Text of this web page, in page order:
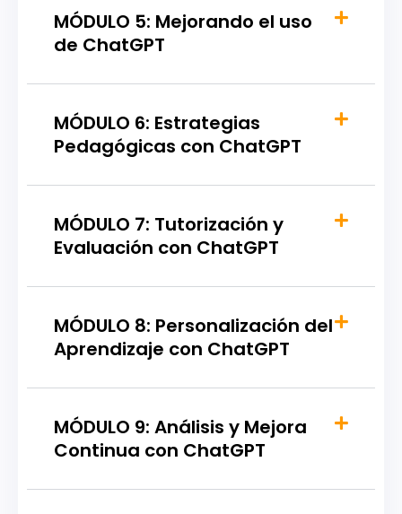
MÓDULO 5: Mejorando el uso
de ChatGPT
MÓDULO 6: Estrategias
Pedagógicas con ChatGPT
MÓDULO 7: Tutorización y
Evaluación con ChatGPT
MÓDULO 8: Personalización del
Aprendizaje con ChatGPT
MÓDULO 9: Análisis y Mejora
Continua con ChatGPT